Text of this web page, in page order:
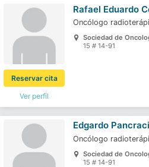
¿Eres un
Ver perfil
Reservar cita
Rafael Eduardo
Oncólogo
Sociedad de
15 # 14-91
Edgardo
Oncólogo
Sociedad de
15 # 14-91